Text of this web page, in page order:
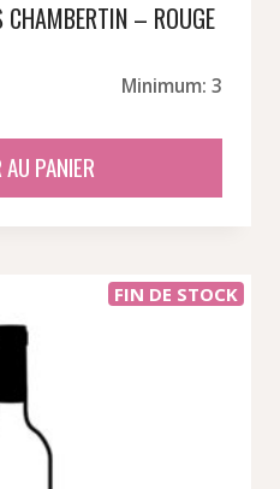
– ROUGE
:
Minimum: 3
PANIER
FIN DE STOCK